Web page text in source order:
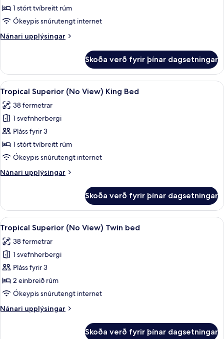
Deluxe
Poolside
1 stórt tvíbreitt rúm
Ókeypis snúrutengt internet
Nánari upplýsingar
Nánari
Deluxe
Poolside
King
Skoða verð fyrir þínar dagsetningar
Skoða
allar
myndir
fyrir
Tropical
Superior
(No
King
Tropical Superior (No View) King
8
Tropical Superior (No View) King Bed
38 fermetrar
1 svefnherbergi
Pláss fyrir 3
1 stórt tvíbreitt rúm
Ókeypis snúrutengt internet
Nánari upplýsingar
Nánari
Superior
(No
View)
King
Bed
Skoða verð fyrir þínar dagsetningar
Skoða
allar
myndir
fyrir
Tropical
Superior
(No
Twin
Tropical Superior (No View) Twin
8
Tropical Superior (No View) Twin bed
38 fermetrar
1 svefnherbergi
Pláss fyrir 3
2 einbreið rúm
Ókeypis snúrutengt internet
Nánari upplýsingar
Nánari
Skoða verð fyrir þínar dagsetningar